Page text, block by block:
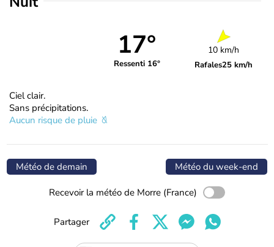
17°
Ressenti 16°
10 km/h
Rafales25 km/h
Ciel clair.
Sans précipitations.
Aucun risque de pluie
Météo de demain Météo du week-end
Recevoir la météo de Morre (France)
Partager